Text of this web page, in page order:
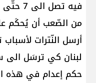
من الصّعب أن يُحكَم
أرسل النّترات
لبنان كي ترسَل الى
حكم إعدام في هذه